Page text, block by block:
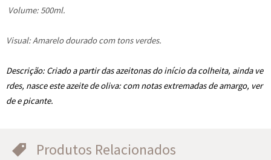
Volume: 500ml.
Visual: Amarelo dourado com tons verdes.
Descrição: Criado a partir das azeitonas do início da colheita, ainda ve
rdes, nasce este azeite de oliva: com notas extremadas de amargo, ver
de e picante.
Produtos Relacionados